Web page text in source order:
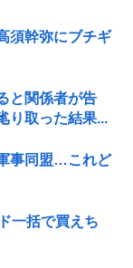
須幹弥にブチギ
と関係者が告
り取った結果...
事同盟…これど
一括で買えち